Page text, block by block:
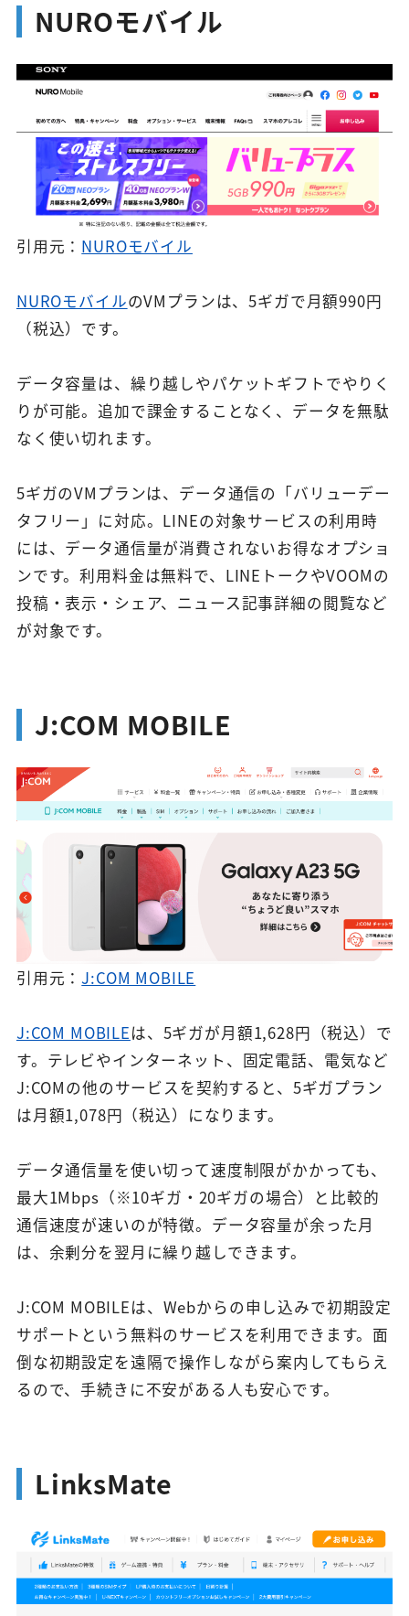
NUROモバイル
引用元： NUROモバイル
NUROモバイルのVMプランは、5ギガで月額990円
（税込）です。
データ容量は、繰り越しやパケットギフトでやりく
りが可能。追加で課金することなく、データを無駄
なく使い切れます。
5ギガのVMプランは、データ通信の「バリューデー
タフリー」に対応。LINEの対象サービスの利用時
には、データ通信量が消費されないお得なオプショ
ンです。利用料金は無料で、LINEトークやVOOMの
投稿・表示・シェア、ニュース記事詳細の閲覧など
が対象です。
J:COM MOBILE
引用元：J:COM MOBILE
J:COM MOBILEは、5ギガが月額1,628円（税込）で
す。テレビやインターネット、固定電話、電気など
J:COMの他のサービスを契約すると、5ギガプラン
は月額1,078円（税込）になります。
データ通信量を使い切って速度制限がかかっても、
最大1Mbps（※10ギガ・20ギガの場合）と比較的
通信速度が速いのが特徴。データ容量が余った月
は、余剰分を翌月に繰り越しできます。
J:COM MOBILEは、Webからの申し込みで初期設定
サポートという無料のサービスを利用できます。面
倒な初期設定を遠隔で操作しながら案内してもらえ
るので、手続きに不安がある人も安心です。
LinksMate